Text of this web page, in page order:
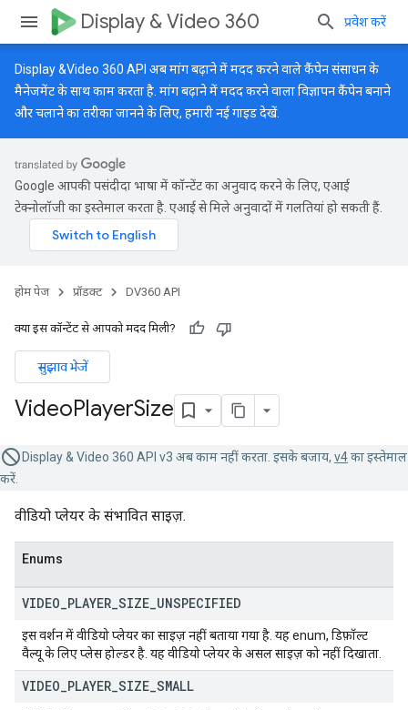
Display & Video 360 प्रवेश करें
Display &Video 360 API अब मांग बढ़ाने में मदद करने वाले कैंपेन संसाधन के
मैनेजमेंट के साथ काम करता है. मांग बढ़ाने में मदद करने वाला विज्ञापन कैंपेन बनाने
और चलाने का तरीका जानने के लिए, हमारीनई गाइडदेखें.
Google आपकी पसंदीदा भाषा में कॉन्टेंट का अनुवाद करने के लिए, एआई
टेक्नोलॉजी का इस्तेमाल करता है. एआई से मिले अनुवादों में गलतियां हो सकती हैं.
होम पेज प्रॉडक्ट DV360 API
क्या इस कॉन्टेंट से आपको मदद मिली?
सुझाव भेजें
VideoPlayerSize
Display & Video 360 API v3 अब काम नहीं करता. इसके बजाय, v4का इस्तेमाल
करें.
वीडियो प्लेयर के संभावित साइज़.
Enums
VIDEO PLAYER SIZE UNSPECIFIED
इस वर्शन में वीडियो प्लेयर का साइज़ नहीं बताया गया है. यह enum, डिफ़ॉल्ट
वैल्यू के लिए प्लेस होल्डर है. यह वीडियो प्लेयर के असल साइज़ को नहीं दिखाता.
VIDEO PLAYER SIZE SMALL